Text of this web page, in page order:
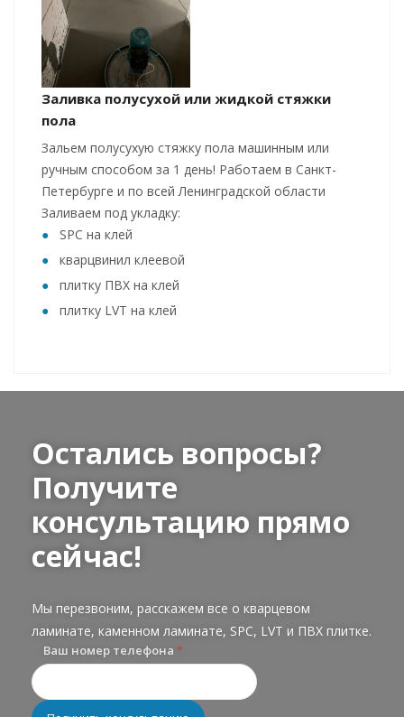
Заливка полусухой или жидкой стяжки
пола
Зальем полусухую стяжку пола машинным или
ручным способом за 1 день! Работаем в Санкт-
Петербурге и по всей Ленинградской области
Заливаем под укладку:
SPC на клей
кварцвинил клеевой
плитку ПВХ на клей
плитку LVT на клей
Остались вопросы?
Получите
консультацию прямо
сейчас!
Мы перезвоним, расскажем все о кварцевом
ламинате, каменном ламинате, SPC, LVT и ПВХ плитке.
Ваш номер телефона *